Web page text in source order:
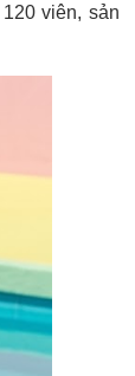
viên, sản